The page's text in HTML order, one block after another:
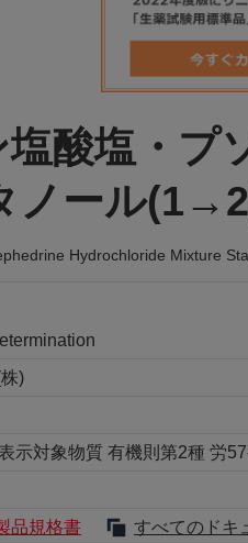
酸塩・プ
ノール
Hydrochloride Mixture
)
示対象物質 有機則第2種 労
品規格書 すべてのドキ